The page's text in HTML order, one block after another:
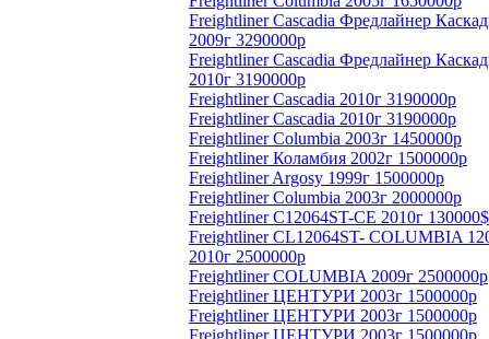
Freightliner Cascadia Фредлайнер
2009г 3290000р
Freightliner Cascadia Фредлайнер
2010г 3190000р
Freightliner Cascadia 2010г 3190000р
Freightliner Cascadia 2010г 3190000р
Freightliner Columbia 2003г 1450000р
Freightliner Коламбия 2002г 1500000р
Freightliner Argosy 1999г 1500000р
Freightliner Columbia 2003г 2000000р
Freightliner C12064ST-CE 2010г 130000$
Freightliner CL12064ST- COLUMBIA
2010г 2500000р
Freightliner COLUMBIA 2009г 2500000р
Freightliner ЦЕНТУРИ 2003г 1500000р
Freightliner ЦЕНТУРИ 2003г 1500000р
Freightliner ЦЕНТУРИ 2003г 1500000р